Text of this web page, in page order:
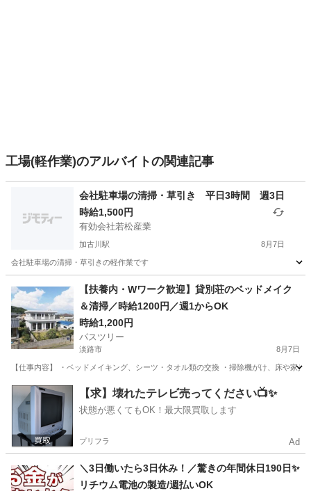
工場(軽作業)のアルバイトの関連記事
会社駐車場の清掃・草引き 平日3時間 週3日
時給1,500円
有効会社若松産業
加古川駅 8月7日
会社駐車場の清掃・草引きの軽作業です
加古川駅
【扶養内・Wワーク歓迎】貸別荘のベッドメイク
＆清掃／時給1200円／週1からOK
時給1,200円
パスツリー
淡路市 8月7日
【仕事内容】 ・ベッドメイキング、シーツ・タオル類の交換 ・掃除機がけ、床や家
兵庫 淡路市 清掃
【求】壊れたテレビ売ってください📺✨
状態が悪くてもOK！最大限買取します
プリフラ Ad
＼3日働いたら3日休み！／驚きの年間休日190日✨
リチウム電池の製造/週払いOK